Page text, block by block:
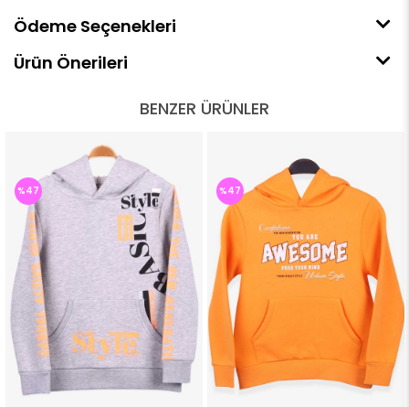
Ödeme Seçenekleri
Ürün Önerileri
BENZER ÜRÜNLER
%47 %47